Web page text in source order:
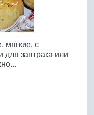
мягкие, с
для завтрака или